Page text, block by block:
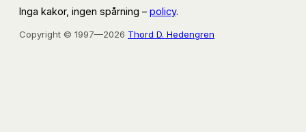
Inga kakor, ingen spårning – policy.
Copyright © 1997—2026 Thord D. Hedengren